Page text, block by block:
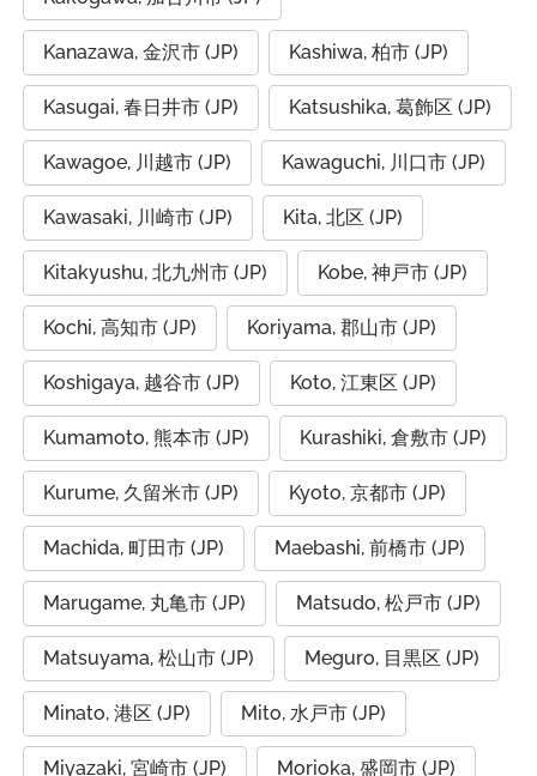
Kanazawa, 金沢市 (JP) Kashiwa, 柏市 (JP)
Kasugai, 春日井市 (JP) Katsushika, 葛飾区 (JP)
Kawagoe, 川越市 (JP) Kawaguchi, 川口市 (JP)
Kawasaki, 川崎市 (JP) Kita, 北区 (JP)
Kitakyushu, 北九州市 (JP) Kobe, 神戸市 (JP)
Kochi, 高知市 (JP) Koriyama, 郡山市 (JP)
Koshigaya, 越谷市 (JP) Koto, 江東区 (JP)
Kumamoto, 熊本市 (JP) Kurashiki, 倉敷市 (JP)
Kurume, 久留米市 (JP) Kyoto, 京都市 (JP)
Machida, 町田市 (JP) Maebashi, 前橋市 (JP)
Marugame, 丸亀市 (JP) Matsudo, 松戸市 (JP)
Matsuyama, 松山市 (JP) Meguro, 目黒区 (JP)
Minato, 港区 (JP) Mito, 水戸市 (JP)
Miyazaki, 宮崎市 (JP) Morioka, 盛岡市 (JP)